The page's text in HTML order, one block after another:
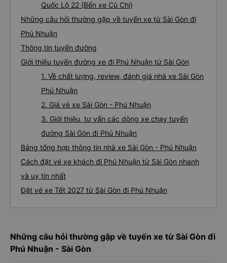
Quốc Lộ 22 (Bến xe Củ Chi)
Những câu hỏi thường gặp về tuyến xe từ Sài Gòn đi
Phú Nhuận
Thông tin tuyến đường
Giới thiệu tuyến đường xe đi Phú Nhuận từ Sài Gòn
1. Về chất lượng, review, đánh giá nhà xe Sài Gòn
Phú Nhuận
2. Giá vé xe Sài Gòn - Phú Nhuận
3. Giới thiệu, tư vấn các dòng xe chạy tuyến
đường Sài Gòn đi Phú Nhuận
Bảng tổng hợp thông tin nhà xe Sài Gòn - Phú Nhuận
Cách đặt vé xe khách đi Phú Nhuận từ Sài Gòn nhanh
và uy tín nhất
Đặt vé xe Tết 2027 từ Sài Gòn đi Phú Nhuận
Những câu hỏi thường gặp về tuyến xe từ Sài Gòn đi
Phú Nhuận - Sài Gòn